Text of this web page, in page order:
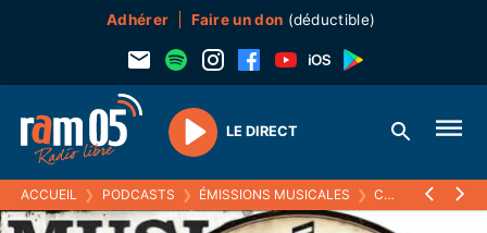
Adhérer Faire un don (déductible)
Play
LE DIRECT
ACCUEIL ❯ PODCASTS ❯ ÉMISSIONS MUSICALES ❯ COME BACK, DANS LE RÉTRO